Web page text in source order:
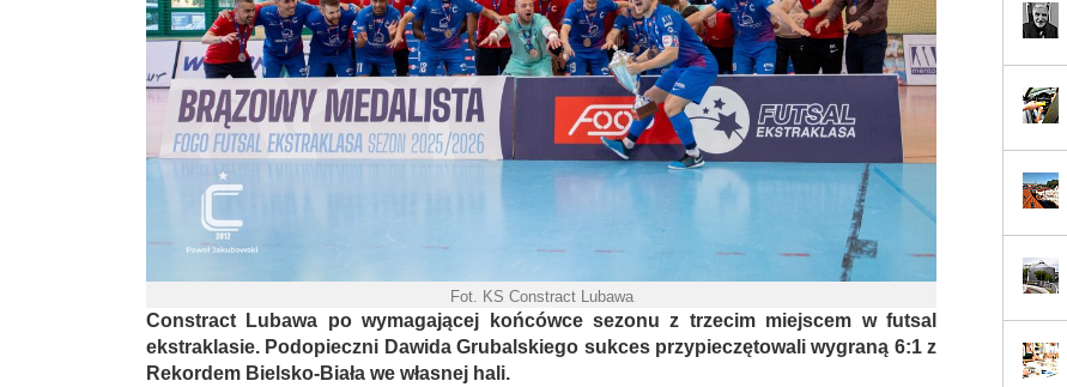
Fot. KS Constract Lubawa
Constract Lubawa po wymagającej końcówce sezonu z trzecim miejscem w futsal
ekstraklasie. Podopieczni Dawida Grubalskiego sukces przypieczętowali wygraną 6:1 z
Rekordem Bielsko-Biała we własnej hali.